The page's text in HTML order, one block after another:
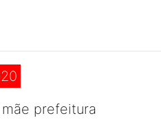
prefeitura